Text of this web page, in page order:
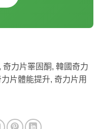
力片睪固酮, 韓國奇力
片體能提升, 奇力片用